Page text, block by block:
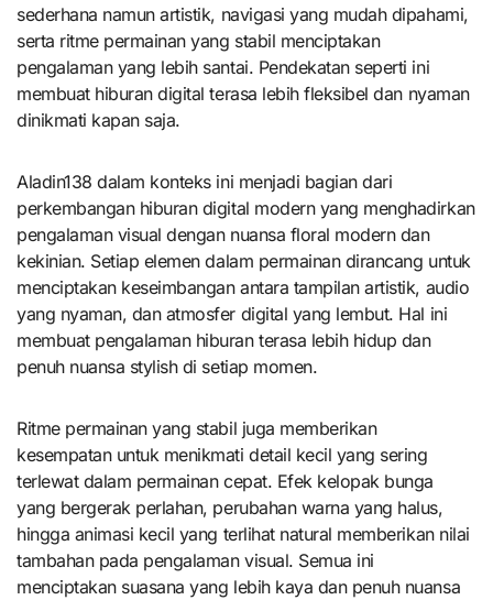
sederhana namun artistik, navigasi yang mudah dipahami,
serta ritme permainan yang stabil menciptakan
pengalaman yang lebih santai. Pendekatan seperti ini
membuat hiburan digital terasa lebih fleksibel dan nyaman
dinikmati kapan saja.
Aladin138 dalam konteks ini menjadi bagian dari
perkembangan hiburan digital modern yang menghadirkan
pengalaman visual dengan nuansa floral modern dan
kekinian. Setiap elemen dalam permainan dirancang untuk
menciptakan keseimbangan antara tampilan artistik, audio
yang nyaman, dan atmosfer digital yang lembut. Hal ini
membuat pengalaman hiburan terasa lebih hidup dan
penuh nuansa stylish di setiap momen.
Ritme permainan yang stabil juga memberikan
kesempatan untuk menikmati detail kecil yang sering
terlewat dalam permainan cepat. Efek kelopak bunga
yang bergerak perlahan, perubahan warna yang halus,
hingga animasi kecil yang terlihat natural memberikan nilai
tambahan pada pengalaman visual. Semua ini
menciptakan suasana yang lebih kaya dan penuh nuansa